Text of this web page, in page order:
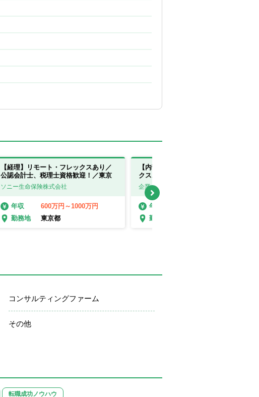
【経理】リモート・フレックスあり／
公認会計士、税理士資格歓迎！／東京
ソニー生命保険株式会社
年収
600万円～1000万円
勤務地
東京都
【内部監査管理課】リモート・フレッ
クスあり★福利厚生充実/安定経営のソ
ニーフィナンシャルグループ
企業名非公開
年収
勤務地
コンサルティングファーム
その他
転職成功ノウハウ